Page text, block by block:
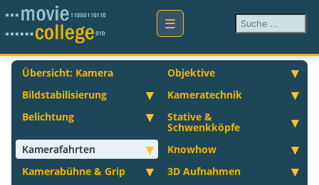
Suchen ...
Übersicht: Kamera
Objektive
Bildstabilisierung
Kameratechnik
Belichtung
Stative &
Schwenkköpfe
Kamerafahrten
Knowhow
Kamerabühne & Grip
3D Aufnahmen